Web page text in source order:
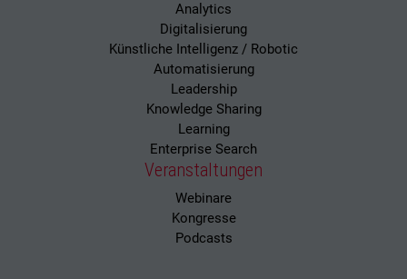
Analytics
Digitalisierung
Künstliche Intelligenz / Robotic
Automatisierung
Leadership
Knowledge Sharing
Learning
Enterprise Search
Veranstaltungen
Webinare
Kongresse
Podcasts